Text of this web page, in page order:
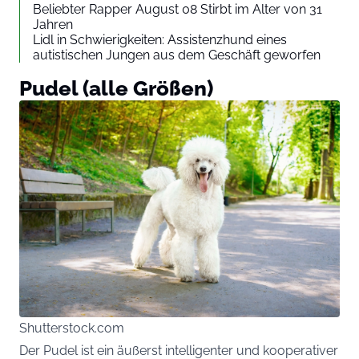
Beliebter Rapper August 08 Stirbt im Alter von 31
Jahren
Lidl in Schwierigkeiten: Assistenzhund eines
autistischen Jungen aus dem Geschäft geworfen
Pudel (alle Größen)
Shutterstock.com
Der Pudel ist ein äußerst intelligenter und kooperativer